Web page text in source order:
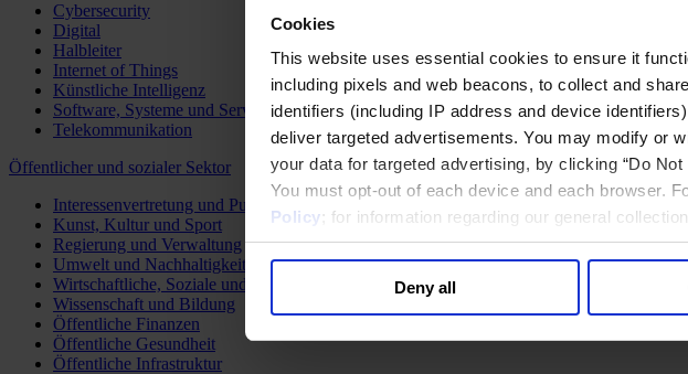
Cookies
This website uses essential cookies to ensure it
including pixels and web beacons, to collect and
identifiers (including IP address and device
deliver targeted advertisements. You may modify or
your data for targeted advertising, by clicking “Do
You must opt-out of each device and each browser.
Policy; for information regarding our general
Deny all
Cybersecurity
Digital
Halbleiter
Internet of Things
Künstliche Intelligenz
Software, Systeme und Services
Telekommunikation
Öffentlicher und sozialer Sektor
Interessenvertretung und Public Affairs
Kunst, Kultur und Sport
Regierung und Verwaltung
Umwelt und Nachhaltigkeit
Wirtschaftliche, Soziale und Humanitäre Entwicklung
Wissenschaft und Bildung
Öffentliche Finanzen
Öffentliche Gesundheit
Öffentliche Infrastruktur